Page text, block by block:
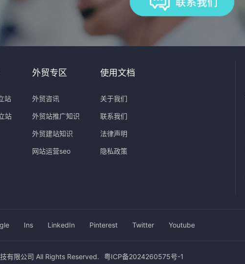
站
站
外贸专区
外贸咨讯
外贸站推广知识
外贸建站知识
网站运营seo
使用文档
关于我们
联系我们
法律声明
隐私政策
Ins LinkedIn Pinterest Twitter Youtube
有限公司 All Rights Reserved. 粤ICP备2024260575号-1